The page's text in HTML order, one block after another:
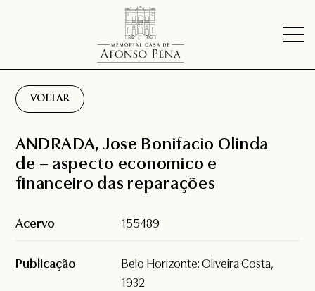
VOLTAR
ANDRADA, Jose Bonifacio Olinda
de – aspecto economico e
financeiro das reparações
Acervo 155489
Publicação
Belo Horizonte: Oliveira Costa,
1932